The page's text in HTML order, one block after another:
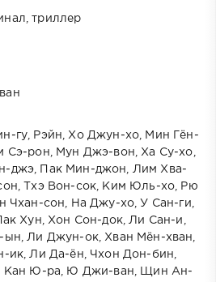
триллер
гу, Рэйн, Хо Джун-хо, Мин Гён-
Сэ-рон, Мун Джэ-вон, Ха Су-хо,
джэ, Пак Мин-джон, Лим Хва-
Тхэ Вон-сок, Ким Юль-хо, Рю
Чхан-сон, На Джу-хо, У Сан-ги,
Хун, Хон Сон-док, Ли Сан-и,
Ли Джун-ок, Хван Мён-хван,
ик, Ли Да-ён, Чхон Дон-бин,
Кан Ю-ра, Ю Джи-ван, Щин Ан-